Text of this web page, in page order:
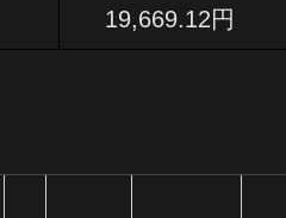
19,669.12円